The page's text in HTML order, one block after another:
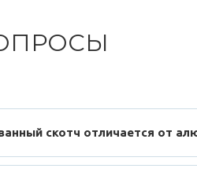
скотч отличается от